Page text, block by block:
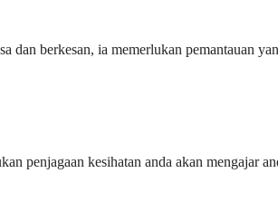
berkesan, ia memerlukan pemantauan
penjagaan kesihatan anda akan mengajar